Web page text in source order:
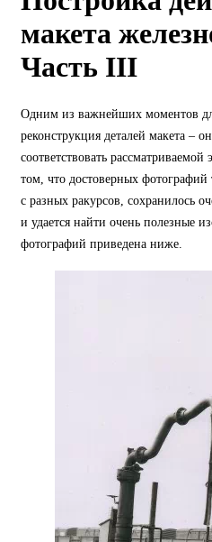
макета
Часть III
Одним из важнейших моментов
реконструкция деталей макета –
соответствовать
том, что достоверных
с разных ракурсов, сохранилось
и удается найти очень полезные
фотографий приведена ниже.